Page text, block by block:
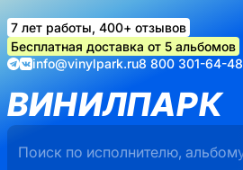
7 лет работы, 400+ отзывов
Бесплатная доставка от 5 альбомов
info@vinylpark.ru8 800 301-64-48
ВИНИЛПАРК